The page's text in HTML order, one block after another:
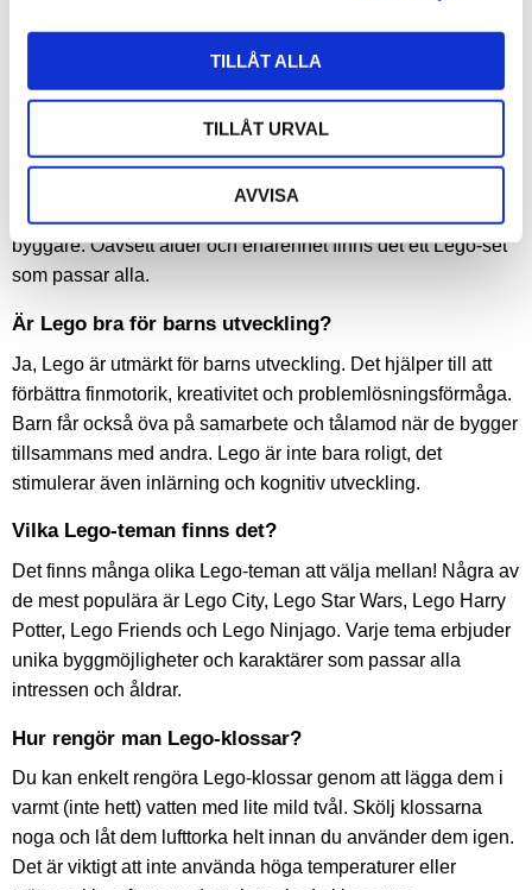
TILLÅT ALLA
TILLÅT URVAL
AVVISA
är både lärorika och underhållande för yngre barn.
Vad är skillnaden mellan olika Lego-set?
Skillnaden mellan olika Lego-set ligger ofta i temat och
svårighetsgraden. Lego Technic erbjuder mer avancerade
byggprojekt med rörliga delar, medan Lego City och Lego
Friends har enklare konstruktioner som är lämpliga för yngre
byggare. Oavsett ålder och erfarenhet finns det ett Lego-set
som passar alla.
Är Lego bra för barns utveckling?
Ja, Lego är utmärkt för barns utveckling. Det hjälper till att
förbättra finmotorik, kreativitet och problemlösningsförmåga.
Barn får också öva på samarbete och tålamod när de bygger
tillsammans med andra. Lego är inte bara roligt, det
stimulerar även inlärning och kognitiv utveckling.
Vilka Lego-teman finns det?
Det finns många olika Lego-teman att välja mellan! Några av
de mest populära är Lego City, Lego Star Wars, Lego Harry
Potter, Lego Friends och Lego Ninjago. Varje tema erbjuder
unika byggmöjligheter och karaktärer som passar alla
intressen och åldrar.
Hur rengör man Lego-klossar?
Du kan enkelt rengöra Lego-klossar genom att lägga dem i
varmt (inte hett) vatten med lite mild tvål. Skölj klossarna
noga och låt dem lufttorka helt innan du använder dem igen.
Det är viktigt att inte använda höga temperaturer eller